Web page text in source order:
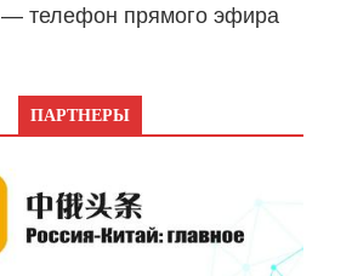
— телефон прямого эфира
ПАРТНЕРЫ